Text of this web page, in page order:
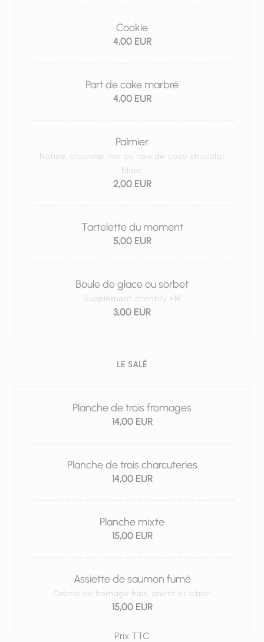
Cookie
4,00 EUR
Part de cake marbré
4,00 EUR
Palmier
Nature, chocolat noir ou noix de coco chocolat
blanc
2,00 EUR
Tartelette du moment
5,00 EUR
Boule de glace ou sorbet
Supplément chantilly +1€
3,00 EUR
LE SALÉ
Planche de trois fromages
14,00 EUR
Planche de trois charcuteries
14,00 EUR
Planche mixte
15,00 EUR
Assiette de saumon fumé
Crème de fromage frais, aneth et citron
15,00 EUR
Prix TTC